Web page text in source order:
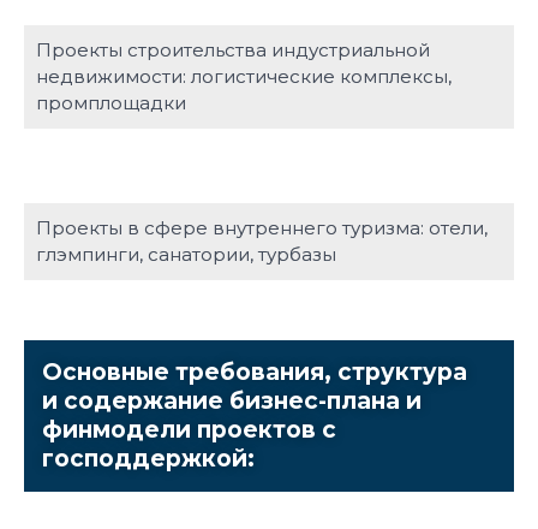
Проекты строительства индустриальной
недвижимости: логистические комплексы,
промплощадки
Проекты в сфере внутреннего туризма: отели,
глэмпинги, санатории, турбазы
Основные требования, структура
и содержание бизнес-плана и
финмодели проектов с
господдержкой: